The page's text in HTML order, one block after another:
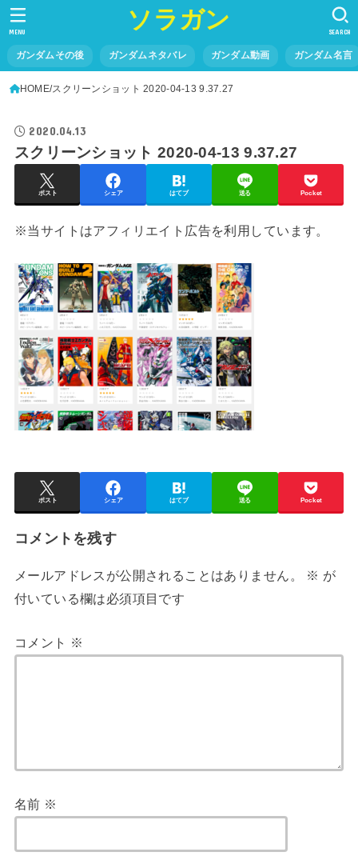
ソラガン
ガンダムその後 ガンダムネタバレ ガンダム動画 ガンダム名言
SEARCH
MENU
HOME スクリーンショット 2020-04-13 9.37.27
2020.04.13
スクリーンショット 2020-04-13 9.37.27
ポスト シェア はてブ 送る Pocket
※当サイトはアフィリエイト広告を利用しています。
ポスト シェア はてブ 送る Pocket
コメントを残す
メールアドレスが公開されることはありません。 ※ が
付いている欄は必須項目です
コメント ※
名前 ※